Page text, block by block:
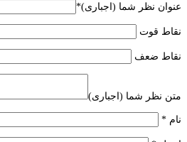
عنوان نظر شما (اجباری)*
نقاط قوت
نقاط ضعف
متن نظر شما (اجباری)
نام *